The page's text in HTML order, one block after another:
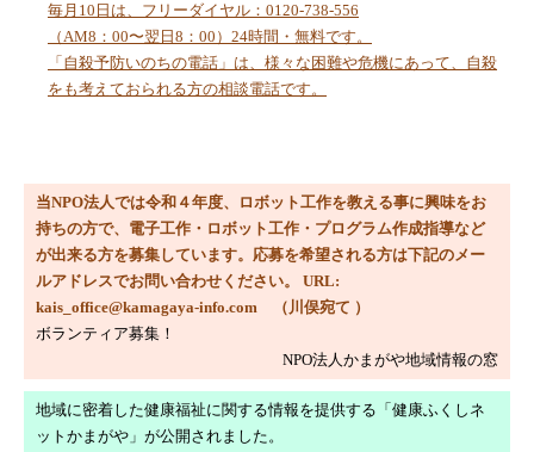
2023/7/15
ＯＴＴＯロボット拡張機能搭載
2023/6/10
令和４年度ＮＰＯ法人かまがや地域情報の窓
活動報告
2023/6/10
令和４年度貸借対照表公告
2023/6/1
今月のコラム「転入超過」
2023/5/5
ＯＴＴＯヒューマノイドロボット他２台を掲
載
毎月10日は、フリーダイヤル：0120-738-556
（AM8：00〜翌日8：00）24時間・無料です。
「自殺予防いのちの電話」は、様々な困難や危機にあって、自殺
をも考えておられる方の相談電話です。
当NPO法人では令和４年度、ロボット工作を教える事に興味をお
持ちの方で、電子工作・ロボット工作・プログラム作成指導など
が出来る方を募集しています。応募を希望される方は下記のメー
ルアドレスでお問い合わせください。 URL:
kais_office@kamagaya-info.com （川俣宛て ）
ボランティア募集！
NPO法人かまがや地域情報の窓
地域に密着した健康福祉に関する情報を提供する「健康ふくしネ
ットかまがや」が公開されました。